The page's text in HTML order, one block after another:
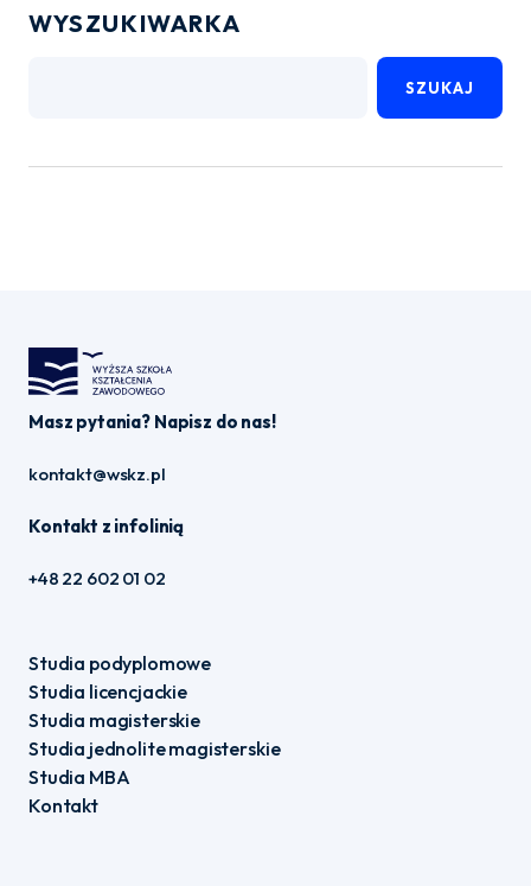
WYSZUKIWARKA
SZUKAJ
Masz pytania? Napisz do nas!
kontakt@wskz.pl
Kontakt z infolinią
+48 22 602 01 02
Studia podyplomowe
Studia licencjackie
Studia magisterskie
Studia jednolite magisterskie
Studia MBA
Kontakt